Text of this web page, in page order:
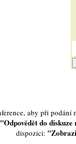
aby při podání
"Odpovědět do
dispozici: